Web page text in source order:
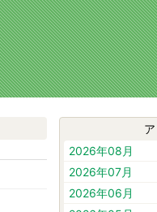
2026年08月
2026年07月
2026年06月